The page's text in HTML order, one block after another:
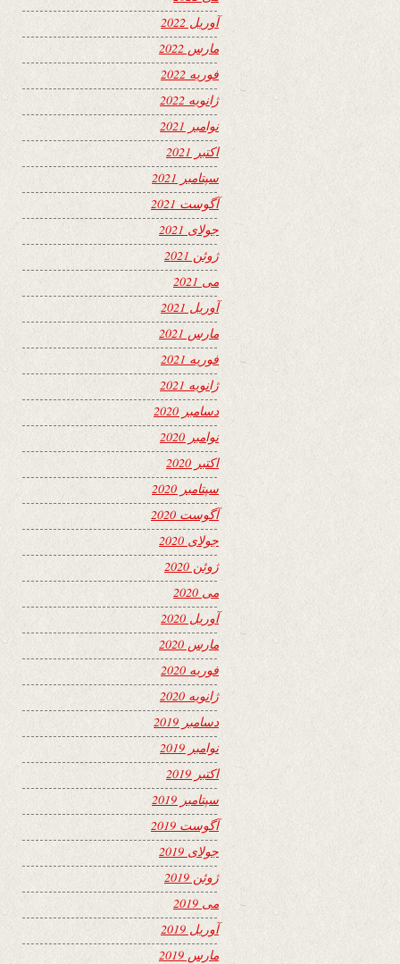
آوریل 2022
مارس 2022
فوریه 2022
ژانویه 2022
نوامبر 2021
اکتبر 2021
سپتامبر 2021
آگوست 2021
جولای 2021
ژوئن 2021
می 2021
آوریل 2021
مارس 2021
فوریه 2021
ژانویه 2021
دسامبر 2020
نوامبر 2020
اکتبر 2020
سپتامبر 2020
آگوست 2020
جولای 2020
ژوئن 2020
می 2020
آوریل 2020
مارس 2020
فوریه 2020
ژانویه 2020
دسامبر 2019
نوامبر 2019
اکتبر 2019
سپتامبر 2019
آگوست 2019
جولای 2019
ژوئن 2019
می 2019
آوریل 2019
مارس 2019